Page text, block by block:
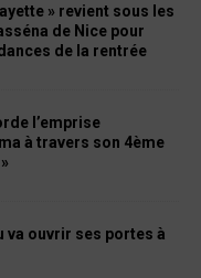
» revient sous les
de Nice pour
de la rentrée
l’emprise
à travers son 4ème
va ouvrir ses portes à